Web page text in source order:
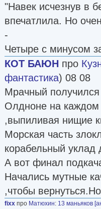
"Навек исчезнув в
впечатлила. Но
-
Четыре с минусом
КОТ БАЮН про
фантастика) 08 08
Мрачный получился
Олдноне на каждом
,выпиливая нищие
Морская часть
корабельный уклад
А вот финал
Начались мутные
,чтобы
fixx про Матюхин: 13 маньяков